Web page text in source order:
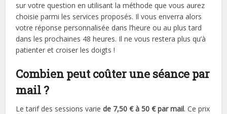
sur votre question en utilisant la méthode que vous aurez
choisie parmi les services proposés. Il vous enverra alors
votre réponse personnalisée dans l’heure ou au plus tard
dans les prochaines 48 heures. Il ne vous restera plus qu’à
patienter et croiser les doigts !
Combien peut coûter une séance par
mail ?
Le tarif des sessions variede 7,50 € à 50 € par mail. Ce prix